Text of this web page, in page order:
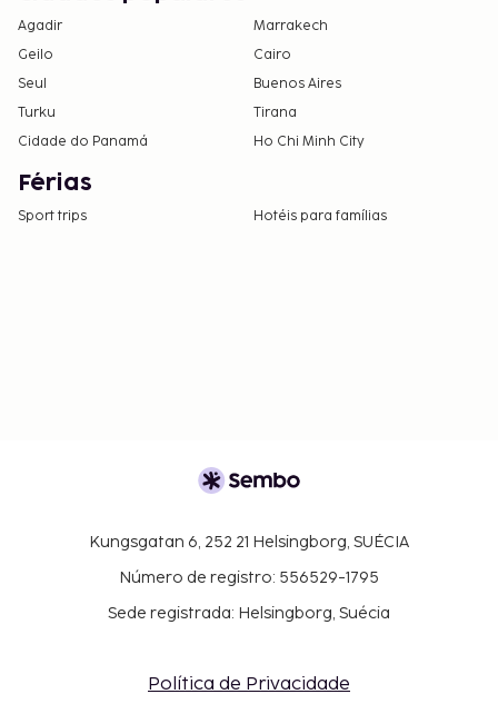
Agadir
Marrakech
Geilo
Cairo
Seul
Buenos Aires
Turku
Tirana
Cidade do Panamá
Ho Chi Minh City
Férias
Sport trips Hotéis para famílias
Kungsgatan 6, 252 21 Helsingborg, SUÉCIA
Número de registro: 556529-1795
Sede registrada: Helsingborg, Suécia
Política de Privacidade